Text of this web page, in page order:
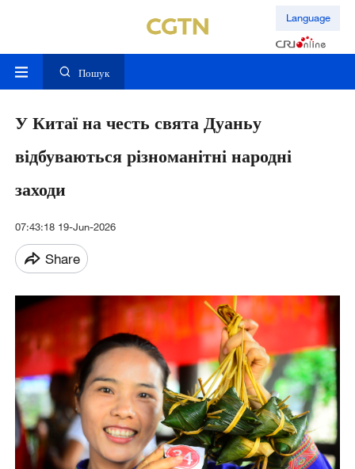
Language
Пошук
У Китаї на честь свята Дуаньу
відбуваються різноманітні народні
заходи
07:43:18 19-Jun-2026
Share